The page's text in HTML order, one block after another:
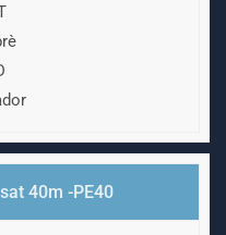
40m -PE40